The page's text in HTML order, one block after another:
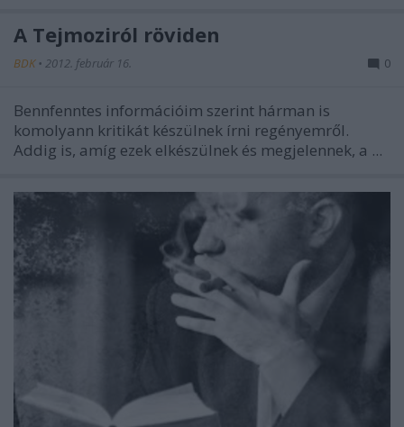
A Tejmoziról röviden
BDK • 2012. február 16. 0
Bennfenntes információim szerint hárman is
komolyann kritikát készülnek írni regényemről.
Addig is, amíg ezek elkészülnek és megjelennek, a ...